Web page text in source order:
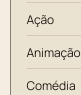
Ação
Animação
Comédia